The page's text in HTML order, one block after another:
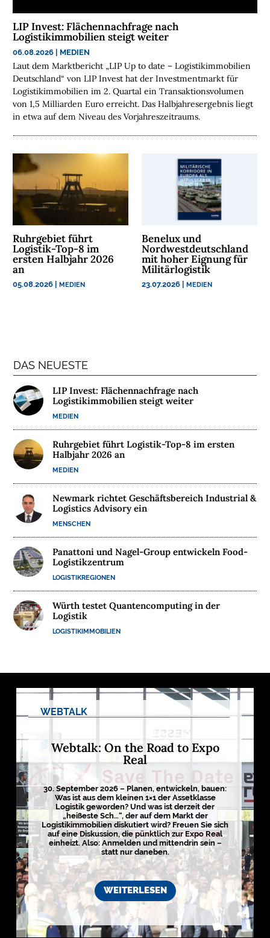
o
n
i
e
r
e
n
LIP Invest: Flächennachfrage nach
Logistikimmobilien steigt weiter
06.08.2026 | MEDIEN
Laut dem Marktbericht „LIP Up to date – Logistikimmobilien
Deutschland“ von LIP Invest hat der Investmentmarkt für
Logistikimmobilien im 2. Quartal ein Transaktionsvolumen
von 1,5 Milliarden Euro erreicht. Das Halbjahresergebnis liegt
in etwa auf dem Niveau des Vorjahreszeitraums.
Ruhrgebiet führt
Logistik-Top-8 im
ersten Halbjahr 2026
an
05.08.2026 |MEDIEN
Benelux und
Nordwestdeutschland
mit hoher Eignung für
Militärlogistik
23.07.2026 |MEDIEN
DAS NEUESTE
LIP Invest: Flächennachfrage nach
Logistikimmobilien steigt weiter
MEDIEN
Ruhrgebiet führt Logistik-Top-8 im ersten
Halbjahr 2026 an
MEDIEN
Newmark richtet Geschäftsbereich Industrial &
Logistics Advisory ein
MENSCHEN
Panattoni und Nagel-Group entwickeln Food-
Logistikzentrum
LOGISTIKREGIONEN
Würth testet Quantencomputing in der
Logistik
LOGISTIKIMMOBILIEN
WEBTALK
Webtalk: On the Road to Expo
Real
30. September 2026 – Planen, entwickeln, bauen:
Was ist aus dem kleinen 1×1 der Assetklasse
Logistik geworden? Und was ist derzeit der
„heißeste Sch…“, der auf dem Markt der
Logistikimmobilien diskutiert wird? Freuen Sie sich
auf eine Diskussion, die pünktlich zur Expo Real
einheizt. Also: Anmelden und mittendrin sein –
statt nur daneben.
WEITERLESEN